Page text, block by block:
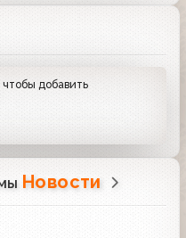
чтобы добавить
Новости